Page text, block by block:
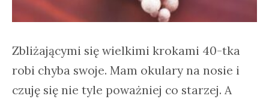
Zbliżającymi się wielkimi krokami 40-tka
robi chyba swoje. Mam okulary na nosie i
czuję się nie tyle poważniej co starzej. A